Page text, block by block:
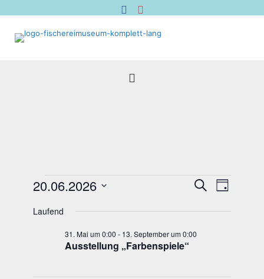
Veranstaltungen
für
20.
2026
Suche
und
Navigation
SucheTag
20.06.2026
wählen.
Laufend
Aus­stel­lung „Far­ben­spie­le“
31. Mai um 0:00 - 13. September um 0:00